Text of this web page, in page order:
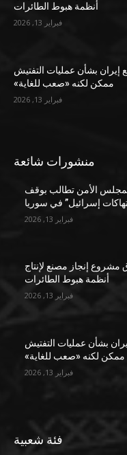
أنظمة هبوط الطائرات
فبراير 13, 2026
إيران بشأن عمليات التفتيش
ممكن لكنه «صعب للغاية»
فبراير 13, 2026
منشورات شائعة
بمجلس الأمن تطالب بوقف
إسرائيل” في سوريا
فبراير 13, 2026
مشروع إنجاز مصنع لإنتاج
أنظمة هبوط الطائرات
فبراير 13, 2026
بشأن عمليات التفتيش
ممكن لكنه «صعب للغاية»
فبراير 13, 2026
فئة شعبية